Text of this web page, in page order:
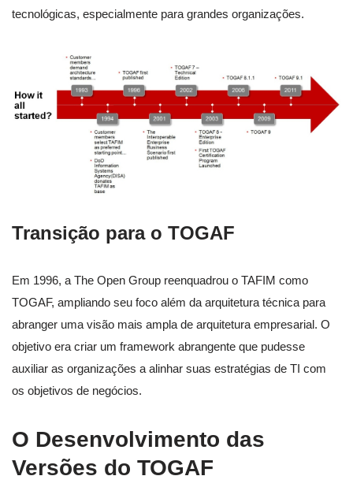
tecnológicas, especialmente para grandes organizações.
Transição para o TOGAF
Em 1996, a The Open Group reenquadrou o TAFIM como
TOGAF, ampliando seu foco além da arquitetura técnica para
abranger uma visão mais ampla de arquitetura empresarial. O
objetivo era criar um framework abrangente que pudesse
auxiliar as organizações a alinhar suas estratégias de TI com
os objetivos de negócios.
O Desenvolvimento das
Versões do TOGAF